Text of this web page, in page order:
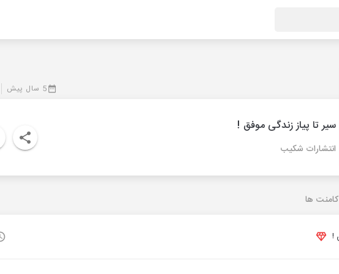
5 سال پیش
سیر تا پیاز زندگی موفق !
انتشارات شکیب
کامنت ها